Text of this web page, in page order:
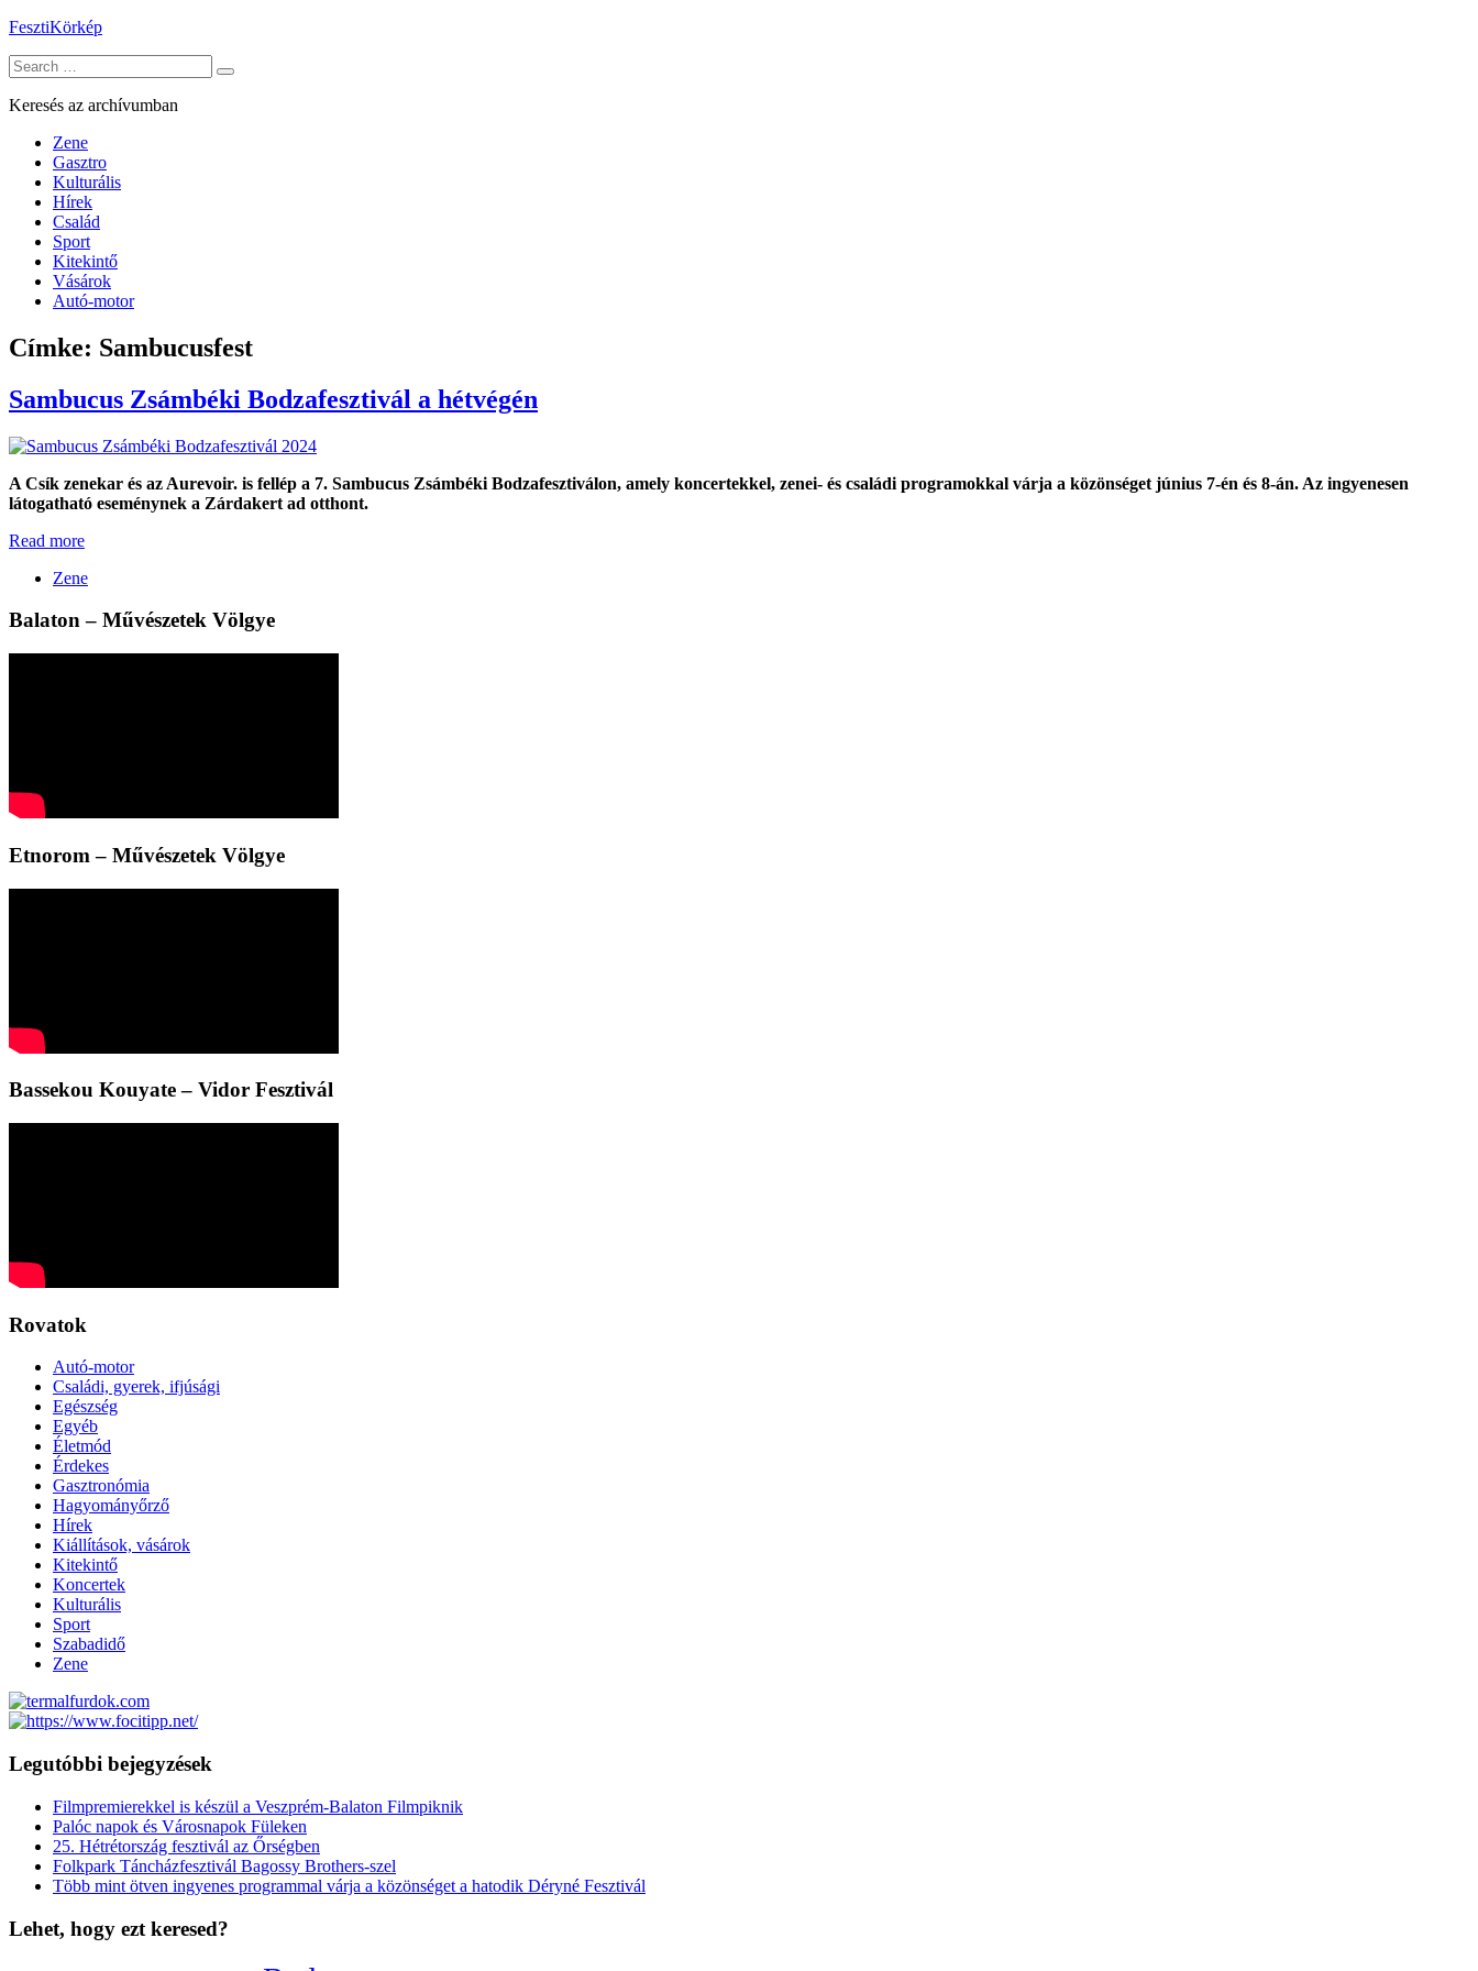
Skip
content
FesztiKörkép
Search
for:
Keresés az archívumban
Zene
Gasztro
Kulturális
Hírek
Család
Sport
Kitekintő
Vásárok
Autó-motor
Címke: Sambucusfest
Sambucus Zsámbéki Bodzafesztivál a hétvégén
A Csík zenekar és az Aurevoir. is fellép a 7. Sambucus Zsámbéki Bodzafesztiválon, amely koncertekkel, zenei- és családi programokkal várja a közönséget június 7-én és 8-án. Az ingyenesen
látogatható eseménynek a Zárdakert ad otthont.
Read more
Zene
Balaton – Művészetek Völgye
Etnorom – Művészetek Völgye
Bassekou Kouyate – Vidor Fesztivál
Rovatok
Autó-motor
Családi, gyerek, ifjúsági
Egészség
Egyéb
Életmód
Érdekes
Gasztronómia
Hagyományőrző
Hírek
Kiállítások, vásárok
Kitekintő
Koncertek
Kulturális
Sport
Szabadidő
Zene
Legutóbbi bejegyzések
Filmpremierekkel is készül a Veszprém-Balaton Filmpiknik
Palóc napok és Városnapok Füleken
25. Hétrétország fesztivál az Őrségben
Folkpark Táncházfesztivál Bagossy Brothers-szel
Több mint ötven ingyenes programmal várja a közönséget a hatodik Déryné Fesztivál
Lehet, hogy ezt keresed?